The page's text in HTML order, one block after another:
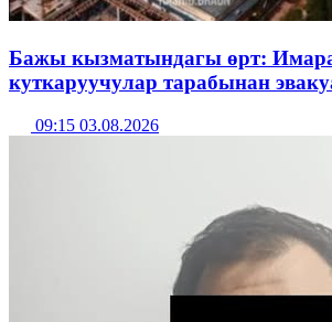
Бажы кызматындагы өрт:
куткаруучулар тарабынан
09:15 03.08.2026